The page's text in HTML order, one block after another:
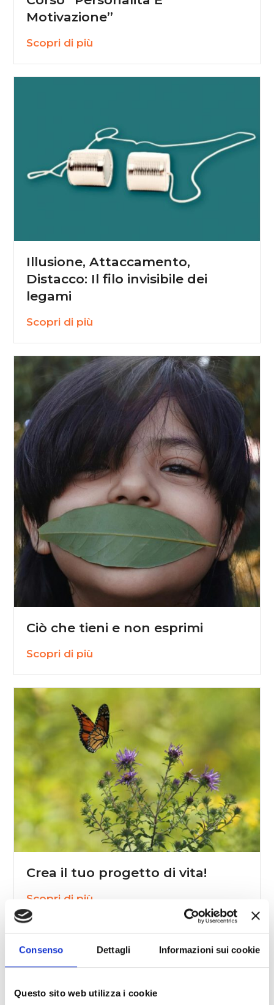
Consenso Dettagli Informazioni sui cookie
Questo sito web utilizza i cookie
Motivazione”
Scopri di più
Illusione, Attaccamento,
Distacco: Il filo invisibile dei
legami
Scopri di più
Ciò che tieni e non esprimi
Scopri di più
Crea il tuo progetto di vita!
Scopri di più